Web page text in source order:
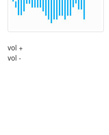
vol +
vol -